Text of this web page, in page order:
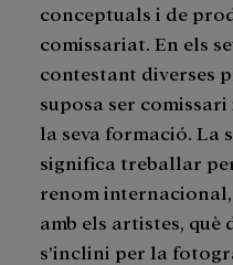
conceptuals i de
comissariat. En els
contestant diverses
suposa ser
la seva formació. La
significa treballar
renom
amb els artistes, què
s’inclini per la